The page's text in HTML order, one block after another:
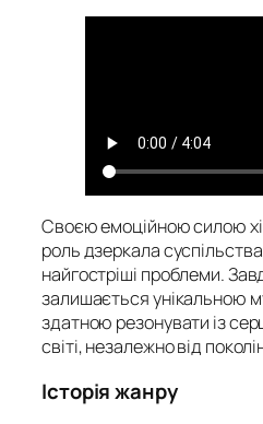
Своєю емоційною силою
роль дзеркала
найгостріші проблеми.
залишається унікальною
здатною резонувати із
світі, незалежно від
Історія жанру